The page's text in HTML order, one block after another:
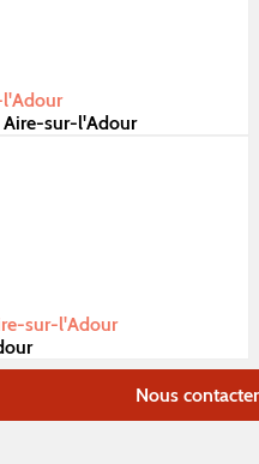
l'Adour
sur-l'Adour
sur-l'Adour
Nous contacter